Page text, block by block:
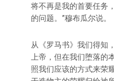
将不再是我的首要任务
的问题。”穆布瓜尔说。
从《罗马书》我们得知
上帝，但在我们堕落的
照我们应该的方式来荣